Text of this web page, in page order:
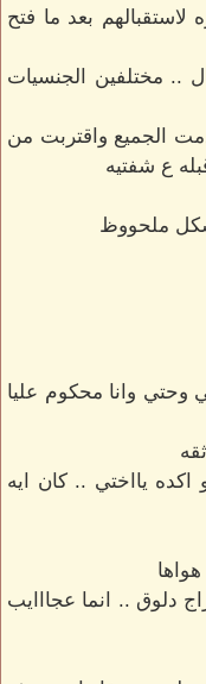
بعد ما فتح
.. مختلفين الجنسيات
الجميع واقتربت من
ع شفتيه
بشكل ملحووظ
وانا محكوم عليا
يااختي .. كان ايه
دلوق .. انما عجااايب